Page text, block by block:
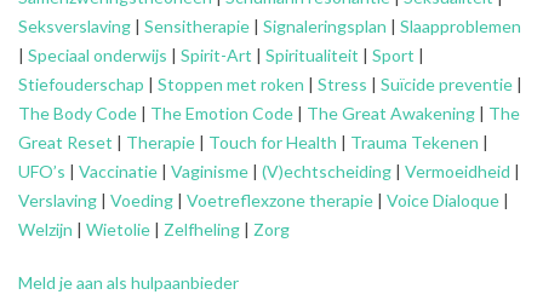
Seksverslaving | Sensitherapie | Signaleringsplan | Slaapproblemen
| Speciaal onderwijs | Spirit-Art | Spiritualiteit | Sport |
Stiefouderschap | Stoppen met roken | Stress | Suïcide preventie |
The Body Code | The Emotion Code | The Great Awakening | The
Great Reset | Therapie | Touch for Health | Trauma Tekenen |
UFO’s | Vaccinatie | Vaginisme | (V)echtscheiding | Vermoeidheid |
Verslaving | Voeding | Voetreflexzone therapie | Voice Dialoque |
Welzijn | Wietolie | Zelfheling | Zorg
Meld je aan als hulpaanbieder